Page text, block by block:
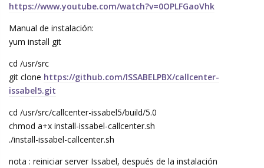
https://www.youtube.com/watch?v=0OPLFGaoVhk
Manual de instalación:
yum install git
cd /usr/src
git clone https://github.com/ISSABELPBX/callcenter-
issabel5.git
cd /usr/src/callcenter-issabel5/build/5.0
chmod a+x install-issabel-callcenter.sh
./install-issabel-callcenter.sh
nota : reiniciar server Issabel, después de la instalación